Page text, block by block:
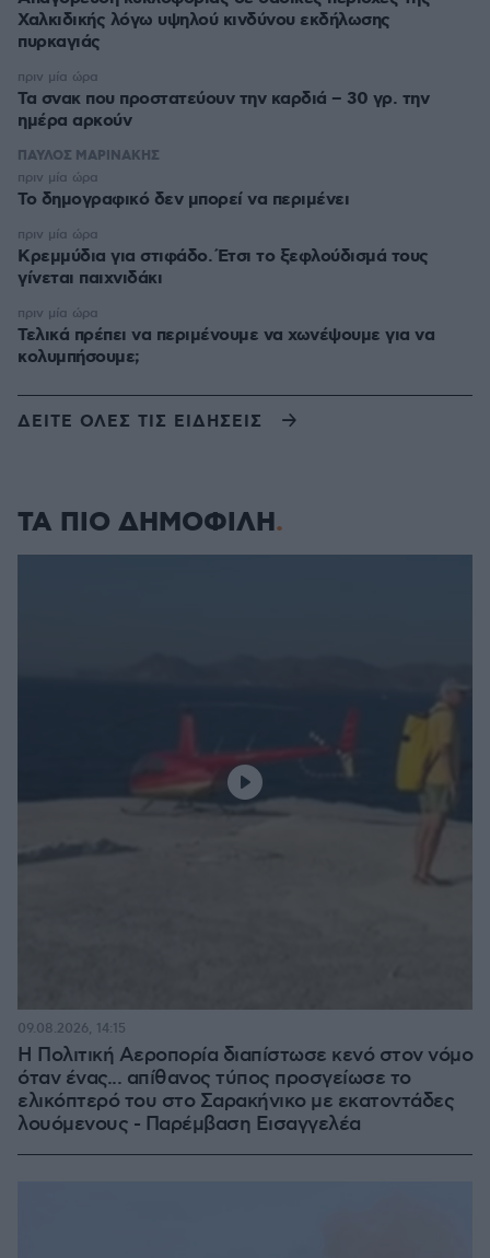
Χαλκιδικής λόγω υψηλού κινδύνου εκδήλωσης
πυρκαγιάς
Τα σνακ που προστατεύουν την καρδιά – 30 γρ. την
ημέρα αρκούν
πριν μία ώρα
ΠΑΥΛΟΣ ΜΑΡΙΝΑΚΗΣ
Το δημογραφικό δεν μπορεί να περιμένει
πριν μία ώρα
Κρεμμύδια για στιφάδο. Έτσι το ξεφλούδισμά τους
γίνεται παιχνιδάκι
πριν μία ώρα
Τελικά πρέπει να περιμένουμε να χωνέψουμε για να
κολυμπήσουμε;
πριν μία ώρα
ΔΕΙΤΕ ΟΛΕΣ ΤΙΣ ΕΙΔΗΣΕΙΣ
ΤΑ ΠΙΟ ΔΗΜΟΦΙΛΗ
Η Πολιτική Αεροπορία διαπίστωσε κενό στον νόμο
όταν ένας... απίθανος τύπος προσγείωσε το
ελικόπτερό του στο Σαρακήνικο με εκατοντάδες
λουόμενους - Παρέμβαση Εισαγγελέα
09.08.2026, 14:15